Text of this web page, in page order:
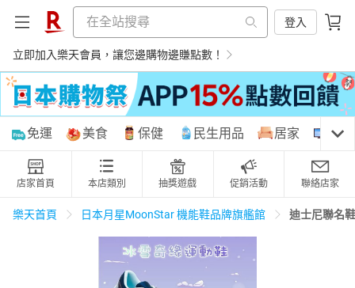
登入
立即加入樂天會員，讓您邊購物邊賺點數！
購物網分類
天天免運 美食蛋糕 養生保健 民生用品
3C家電 運動休閒
免運 美食 保健 民生用品 居家 3C
店家首頁 本店類別 抽獎遊戲 促銷活動 聯絡店家
樂天首頁 日本月星MoonStar 機能鞋品牌旗艦館 迪士尼聯名